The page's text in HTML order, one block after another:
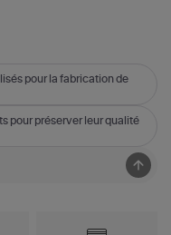
pour la fabrication de
pour préserver leur qualité